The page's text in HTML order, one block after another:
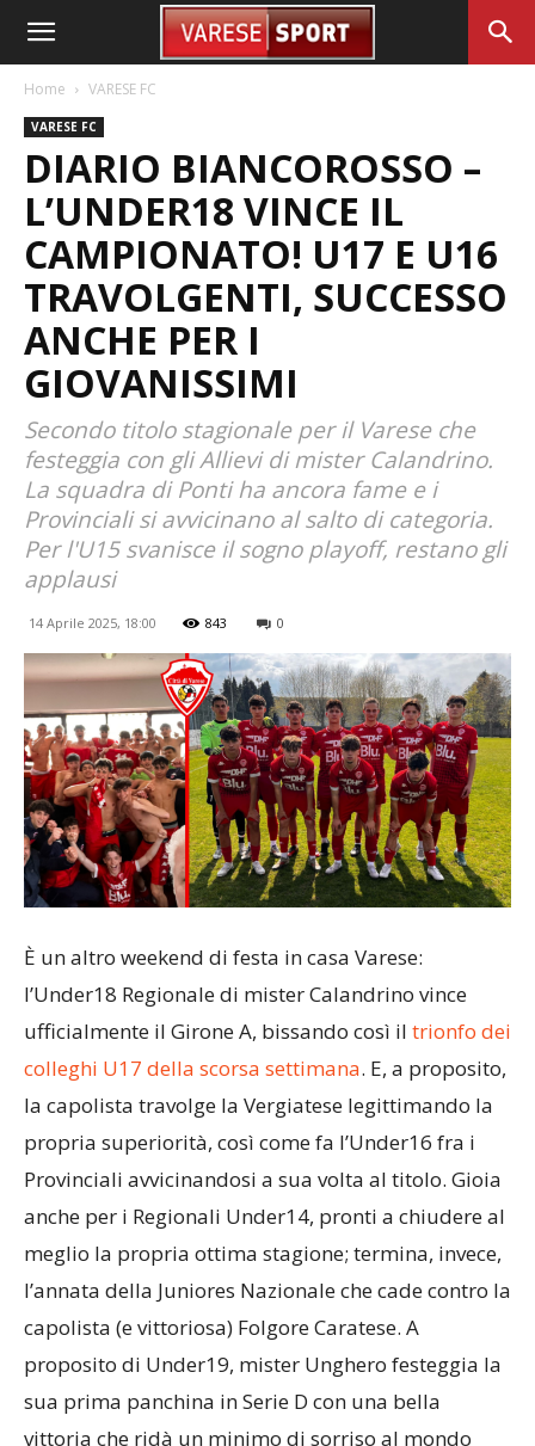
Home VARESE FC
VARESE FC
DIARIO BIANCOROSSO –
L’UNDER18 VINCE IL
CAMPIONATO! U17 E U16
TRAVOLGENTI, SUCCESSO
ANCHE PER I
GIOVANISSIMI
Secondo titolo stagionale per il Varese che
festeggia con gli Allievi di mister Calandrino.
La squadra di Ponti ha ancora fame e i
Provinciali si avvicinano al salto di categoria.
Per l'U15 svanisce il sogno playoff, restano gli
applausi
14 Aprile 2025, 18:00 843 0
È un altro weekend di festa in casa Varese:
l’Under18 Regionale di mister Calandrino vince
ufficialmente il Girone A, bissando così il trionfo dei
colleghi U17 della scorsa settimana. E, a proposito,
la capolista travolge la Vergiatese legittimando la
propria superiorità, così come fa l’Under16 fra i
Provinciali avvicinandosi a sua volta al titolo. Gioia
anche per i Regionali Under14, pronti a chiudere al
meglio la propria ottima stagione; termina, invece,
l’annata della Juniores Nazionale che cade contro la
capolista (e vittoriosa) Folgore Caratese. A
proposito di Under19, mister Unghero festeggia la
sua prima panchina in Serie D con una bella
vittoria che ridà un minimo di sorriso al mondo